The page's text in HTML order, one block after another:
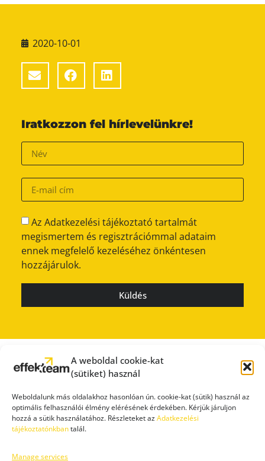
A weboldal cookie-kat
(sütiket) használ
Weboldalunk más oldalakhoz hasonlóan ún. cookie-kat (sütik) használ az
optimális felhasználói élmény elérésének érdekében. Kérjük járuljon
hozzá a sütik használatához. Részleteket azAdatkezelési
tájékoztatónkbantalál.
Manage services
2020-10-01
Iratkozzon fel hírlevelünkre!
Az Adatkezelési tájékoztató tartalmát
megismertem és regisztrációmmal adataim
ennek megfelelő kezeléséhez önkéntesen
hozzájárulok.
Küldés